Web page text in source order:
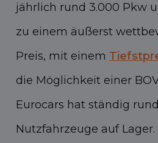
jährlich rund 3.000 Pkw
zu einem äußerst
Preis, mit einem
die Möglichkeit einer
Eurocars hat ständig
Nutzfahrzeuge auf Lager.